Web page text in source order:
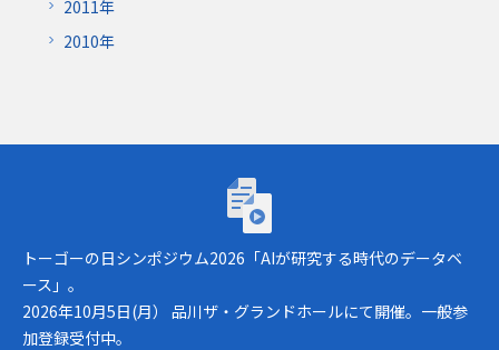
2011年
2010年
トーゴーの日シンポジウム2026「AIが研究
トーゴーの日シンポジウム2026「AIが研究する時代のデータベ
ース」。
2026年10月5日(月） 品川ザ・グランドホールにて開催。一般参
加登録受付中。